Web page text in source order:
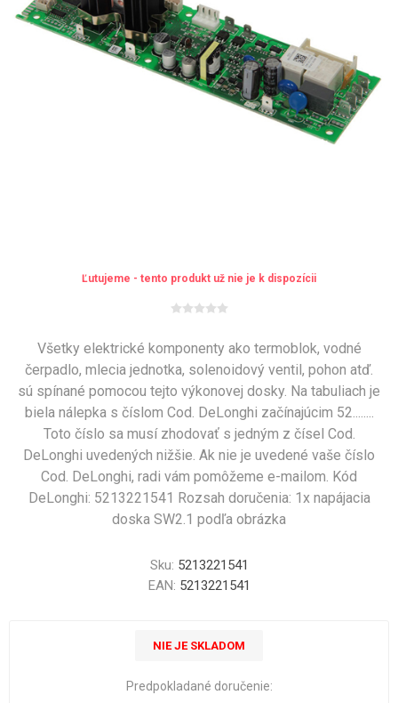
Ľutujeme - tento produkt už nie je k dispozícii
Všetky elektrické komponenty ako termoblok, vodné
čerpadlo, mlecia jednotka, solenoidový ventil, pohon atď.
sú spínané pomocou tejto výkonovej dosky. Na tabuliach je
biela nálepka s číslom Cod. DeLonghi začínajúcim 52........
Toto číslo sa musí zhodovať s jedným z čísel Cod.
DeLonghi uvedených nižšie. Ak nie je uvedené vaše číslo
Cod. DeLonghi, radi vám pomôžeme e-mailom. Kód
DeLonghi: 5213221541 Rozsah doručenia: 1x napájacia
doska SW2.1 podľa obrázka
Sku: 5213221541
EAN: 5213221541
NIE JE SKLADOM
Predpokladané doručenie: